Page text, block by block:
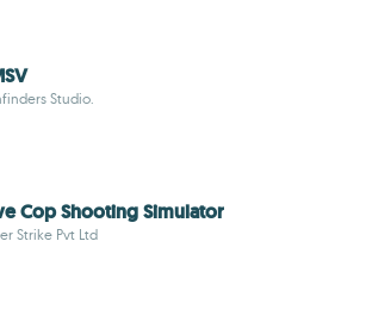
Studio.
Cop Shooting Simulator
Strike Pvt Ltd